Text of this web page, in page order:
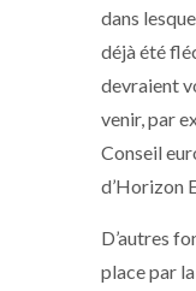
dans
déjà été
devraient
venir, par
Conseil
d’Horizon
D’autres
place par